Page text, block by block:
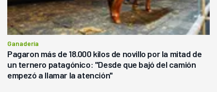
Ganadería
Pagaron más de 18.000 kilos de novillo por la mitad de
un ternero patagónico: "Desde que bajó del camión
empezó a llamar la atención"